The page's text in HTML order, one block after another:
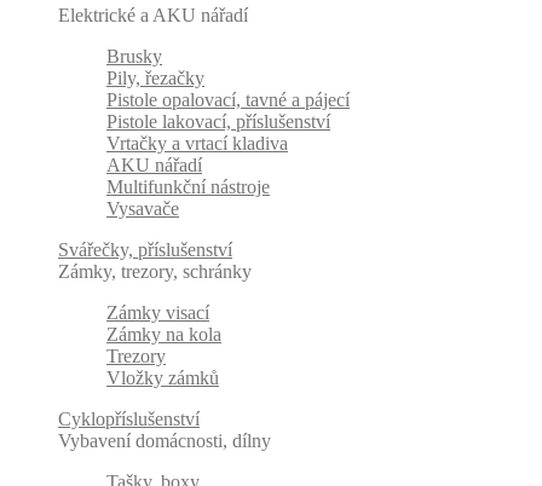
Elektrické a AKU nářadí
Brusky
Pily, řezačky
Pistole opalovací, tavné a pájecí
Pistole lakovací, příslušenství
Vrtačky a vrtací kladiva
AKU nářadí
Multifunkční nástroje
Vysavače
Svářečky, příslušenství
Zámky, trezory, schránky
Zámky visací
Zámky na kola
Trezory
Vložky zámků
Cyklopříslušenství
Vybavení domácnosti, dílny
Tašky, boxy